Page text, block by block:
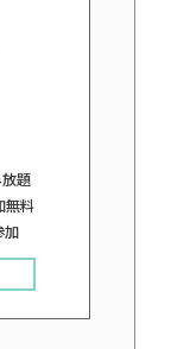
題
無料
加